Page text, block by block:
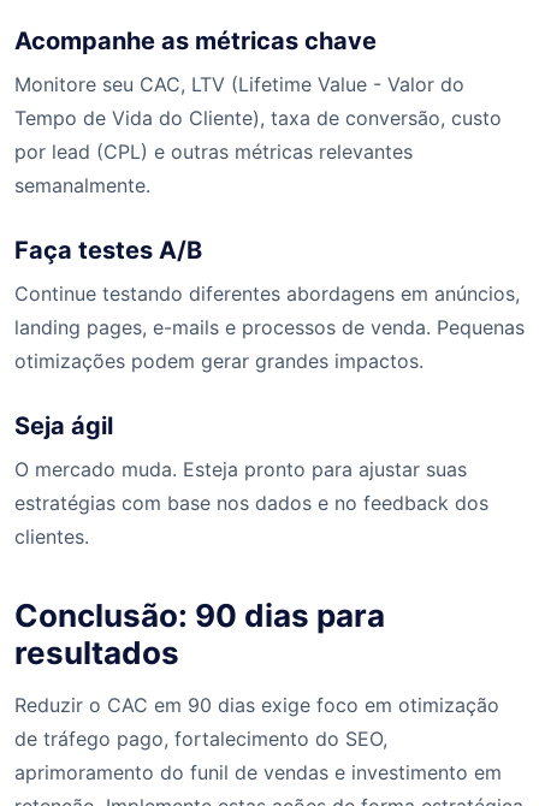
Acompanhe as métricas chave
Monitore seu CAC, LTV (Lifetime Value - Valor do
Tempo de Vida do Cliente), taxa de conversão, custo
por lead (CPL) e outras métricas relevantes
semanalmente.
Faça testes A/B
Continue testando diferentes abordagens em anúncios,
landing pages, e-mails e processos de venda. Pequenas
otimizações podem gerar grandes impactos.
Seja ágil
O mercado muda. Esteja pronto para ajustar suas
estratégias com base nos dados e no feedback dos
clientes.
Conclusão: 90 dias para
resultados
Reduzir o CAC em 90 dias exige foco em otimização
de tráfego pago, fortalecimento do SEO,
aprimoramento do funil de vendas e investimento em